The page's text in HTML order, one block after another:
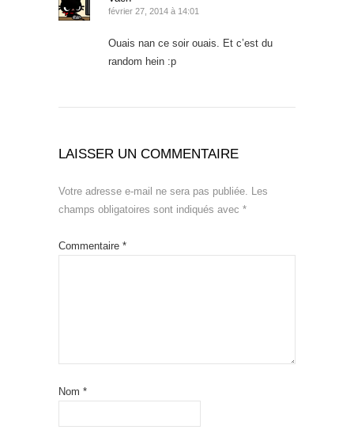
février 27, 2014 à 14:01
Ouais nan ce soir ouais. Et c’est du
random hein :p
LAISSER UN COMMENTAIRE
Votre adresse e-mail ne sera pas publiée.
Les
champs obligatoires sont indiqués avec *
Commentaire *
Nom *